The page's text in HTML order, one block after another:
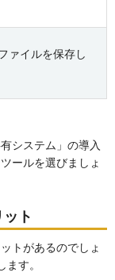
ァイルを保存し
システム」の導入
ールを選びましょ
ト
トがあるのでしょ
す。